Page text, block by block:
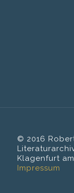
© 2016
Klagenfurt
Impressum